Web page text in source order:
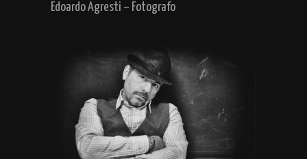
Edoardo Agresti – Fotografo